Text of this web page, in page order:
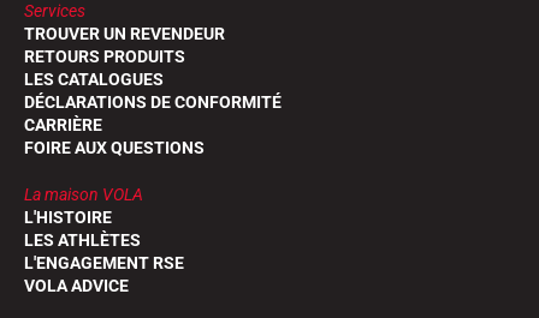
Services
TROUVER UN REVENDEUR
RETOURS PRODUITS
LES CATALOGUES
DÉCLARATIONS DE CONFORMITÉ
CARRIÈRE
FOIRE AUX QUESTIONS
La maison VOLA
L'HISTOIRE
LES ATHLÈTES
L'ENGAGEMENT RSE
VOLA ADVICE